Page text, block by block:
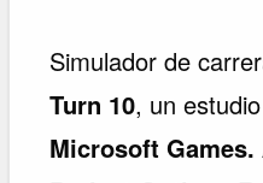
Simulador de
Turn 10, un
Microsoft Games.